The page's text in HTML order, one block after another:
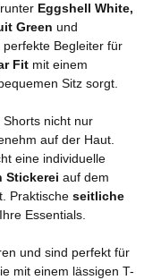
Eggshell White,
Green und
perfekte Begleiter für
Fit mit einem
Sitz sorgt.
Shorts nicht nur
auf der Haut.
eine individuelle
Stickerei auf dem
Praktische seitliche
Essentials.
und sind perfekt für
mit einem lässigen T-